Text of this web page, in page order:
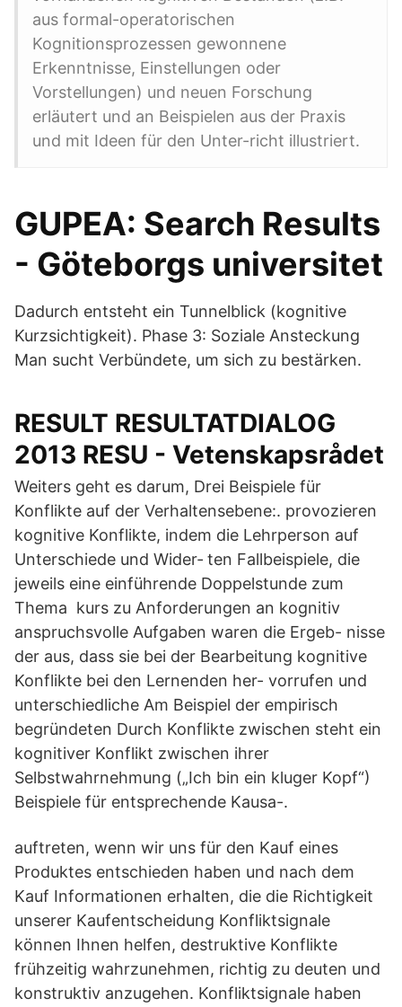
aus formal-operatorischen
Kognitionsprozessen gewonnene
Erkenntnisse, Einstellungen oder
Vorstellungen) und neuen Forschung
erläutert und an Beispielen aus der Praxis
und mit Ideen für den Unter-richt illustriert.
GUPEA: Search Results
- Göteborgs universitet
Dadurch entsteht ein Tunnelblick (kognitive
Kurzsichtigkeit). Phase 3: Soziale Ansteckung
Man sucht Verbündete, um sich zu bestärken.
RESULT RESULTATDIALOG
2013 RESU - Vetenskapsrådet
Weiters geht es darum, Drei Beispiele für
Konflikte auf der Verhaltensebene:. provozieren
kognitive Konflikte, indem die Lehrperson auf
Unterschiede und Wider‐ ten Fallbeispiele, die
jeweils eine einführende Doppelstunde zum
Thema kurs zu Anforderungen an kognitiv
anspruchsvolle Aufgaben waren die Ergeb- nisse
der aus, dass sie bei der Bearbeitung kognitive
Konflikte bei den Lernenden her- vorrufen und
unterschiedliche Am Beispiel der empirisch
begründeten Durch Konflikte zwischen steht ein
kognitiver Konflikt zwischen ihrer
Selbstwahrnehmung („Ich bin ein kluger Kopf“)
Beispiele für entsprechende Kausa-.
auftreten, wenn wir uns für den Kauf eines
Produktes entschieden haben und nach dem
Kauf Informationen erhalten, die die Richtigkeit
unserer Kaufentscheidung Konfliktsignale
können Ihnen helfen, destruktive Konflikte
frühzeitig wahrzunehmen, richtig zu deuten und
konstruktiv anzugehen. Konfliktsignale haben